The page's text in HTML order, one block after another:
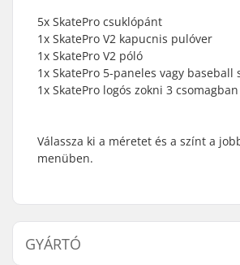
5x SkatePro csuklópánt
1x SkatePro V2 kapucnis pulóver
1x SkatePro V2 póló
1x SkatePro 5-paneles vagy baseball
1x SkatePro logós zokni 3 csomagban
Válassza ki a méretet és a színt a
menüben.
GYÁRTÓ